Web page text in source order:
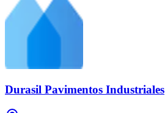
Durasil Pavimentos Industriales